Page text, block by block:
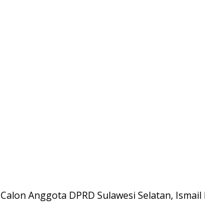
Anggota DPRD Sulawesi Selatan,